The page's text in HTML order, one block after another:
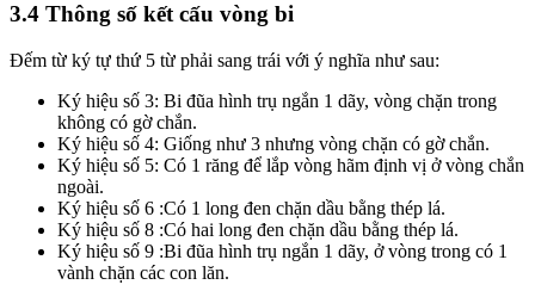
3.4 Thông số kết cấu vòng bi
Đếm từ ký tự thứ 5 từ phải sang trái với ý nghĩa như sau:
Ký hiệu số 3: Bi đũa hình trụ ngắn 1 dãy, vòng chặn trong
không có gờ chắn.
Ký hiệu số 4: Giống như 3 nhưng vòng chặn có gờ chắn.
Ký hiệu số 5: Có 1 răng để lắp vòng hãm định vị ở vòng chắn
ngoài.
Ký hiệu số 6 :Có 1 long đen chặn dầu bằng thép lá.
Ký hiệu số 8 :Có hai long đen chặn dầu bằng thép lá.
Ký hiệu số 9 :Bi đũa hình trụ ngắn 1 dãy, ở vòng trong có 1
vành chặn các con lăn.